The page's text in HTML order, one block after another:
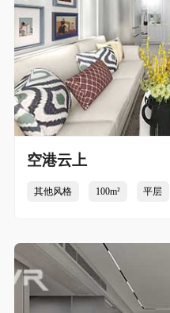
空港云上
其他风格 100m² 平层